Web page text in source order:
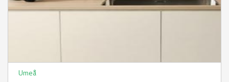
Umeå